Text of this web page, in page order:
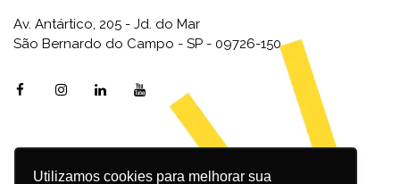
Utilizamos cookies para melhorar sua
Av. Antártico, 205 - Jd. do Mar
São Bernardo do Campo - SP - 09726-150